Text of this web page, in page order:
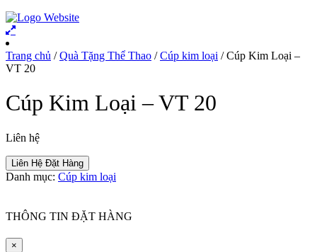
Trang chủ /Quà Tặng Thể Thao /Cúp kim loại / Cúp Kim Loại –
VT 20
Cúp Kim Loại – VT 20
Liên hệ
Liên Hệ Đặt Hàng
Danh mục: Cúp kim loại
THÔNG TIN ĐẶT HÀNG
×